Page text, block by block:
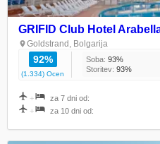
GRIFID Club Hotel
Goldstrand, Bolgarija
92%
(1.334) Ocen
Soba: 93%
Storitev: 93%
+ za 7 dni od:
+ za 10 dni od: